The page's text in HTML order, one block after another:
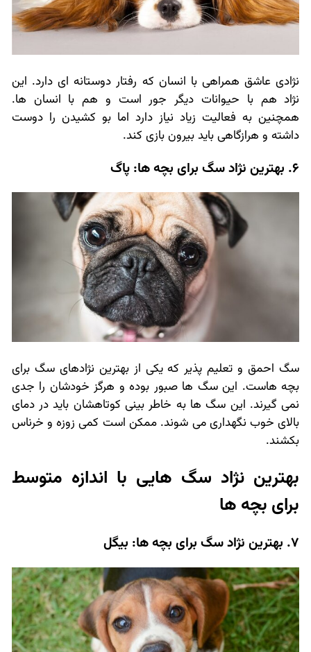
نژادی عاشق همراهی با انسان که رفتار دوستانه ای دارد. این
نژاد هم با حیوانات دیگر جور است و هم با انسان ها.
همچنین به فعالیت زیاد نیاز دارد اما بو کشیدن را دوست
داشته و هرازگاهی باید بیرون بازی کند.
6. بهترین نژاد سگ برای بچه ها: پاگ
سگ احمق و تعلیم پذیر که یکی از بهترین نژادهای سگ برای
بچه هاست. این سگ ها صبور بوده و هرگز خودشان را جدی
نمی گیرند. این سگ ها به خاطر بینی کوتاهشان باید در دمای
بالای خوب نگهداری می شوند. ممکن است کمی زوزه و خرناس
بکشند.
بهترین نژاد سگ هایی با اندازه متوسط
برای بچه ها
7. بهترین نژاد سگ برای بچه ها: بیگل